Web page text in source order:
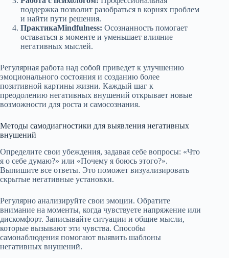
поддержка позволит разобраться в корнях проблем
и найти пути решения.
ПрактикаMindfulness: Осознанность помогает
оставаться в моменте и уменьшает влияние
негативных мыслей.
Регулярная работа над собой приведет к улучшению
эмоционального состояния и созданию более
позитивной картины жизни. Каждый шаг к
преодолению негативных внушений открывает новые
возможности для роста и самосознания.
Методы самодиагностики для выявления негативных
внушений
Определите свои убеждения, задавая себе вопросы: «Что
я о себе думаю?» или «Почему я боюсь этого?».
Выпишите все ответы. Это поможет визуализировать
скрытые негативные установки.
Регулярно анализируйте свои эмоции. Обратите
внимание на моменты, когда чувствуете напряжение или
дискомфорт. Записывайте ситуации и общие мысли,
которые вызывают эти чувства. Способы
самонаблюдения помогают выявить шаблоны
негативных внушений.